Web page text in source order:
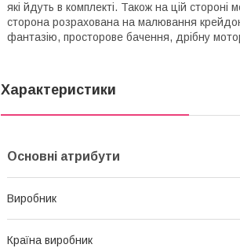
які йдуть в комплекті. Також на цій
сторона розрахована на малювання
фантазію, просторове бачення, дрібну
Характеристики
Основні атрибути
Виробник
Країна виробник